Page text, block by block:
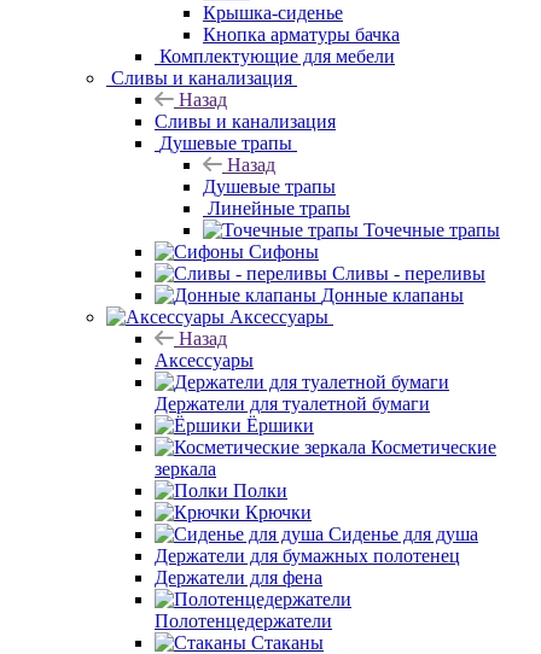
Комплектующие для унитаза
Назад
Комплектующие для унитаза
Бачок
Крышка-сиденье
Кнопка арматуры бачка
Комплектующие для мебели
Сливы и канализация
Назад
Сливы и канализация
Душевые трапы
Назад
Душевые трапы
Точечные трапы
Сифоны
Сливы - переливы
Донные клапаны
Аксессуары
Назад
Аксессуары
Держатели для туалетной бумаги
Ёршики
Косметические зеркала
Полки
Крючки
Сиденье для душа
Держатели для бумажных полотенец
Держатели для фена